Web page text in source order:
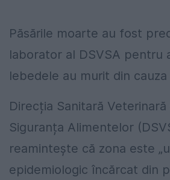
Păsările moarte au fost
laborator al DSVSA pentru
lebedele au murit din cauza
Direcția Sanitară
Siguranța Alimentelor
reamintește că zona este
epidemiologic încărcat din